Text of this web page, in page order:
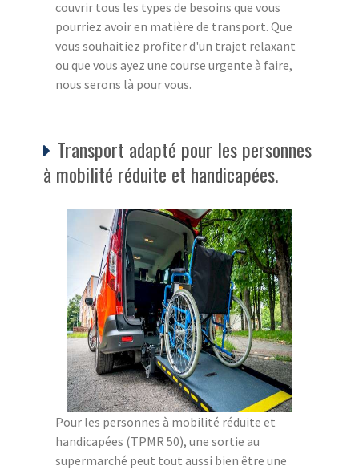
couvrir tous les types de besoins que vous
pourriez avoir en matière de transport. Que
vous souhaitiez profiter d'un trajet relaxant
ou que vous ayez une course urgente à faire,
nous serons là pour vous.
Transport adapté pour les personnes
à mobilité réduite et handicapées.
Pour les personnes à mobilité réduite et
handicapées (TPMR 50), une sortie au
supermarché peut tout aussi bien être une